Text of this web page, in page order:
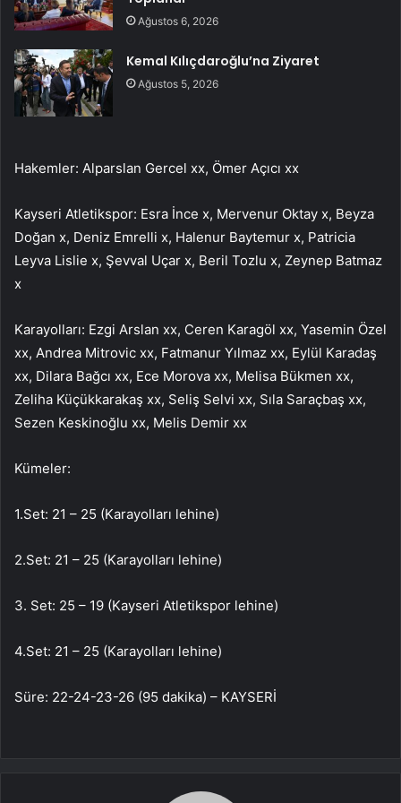
Ağustos 6, 2026
Kemal Kılıçdaroğlu’na Ziyaret
Ağustos 5, 2026
Hakemler: Alparslan Gercel xx, Ömer Açıcı xx
Kayseri Atletikspor: Esra İnce x, Mervenur Oktay x, Beyza
Doğan x, Deniz Emrelli x, Halenur Baytemur x, Patricia
Leyva Lislie x, Şevval Uçar x, Beril Tozlu x, Zeynep Batmaz
x
Karayolları: Ezgi Arslan xx, Ceren Karagöl xx, Yasemin Özel
xx, Andrea Mitrovic xx, Fatmanur Yılmaz xx, Eylül Karadaş
xx, Dilara Bağcı xx, Ece Morova xx, Melisa Bükmen xx,
Zeliha Küçükkarakaş xx, Seliş Selvi xx, Sıla Saraçbaş xx,
Sezen Keskinoğlu xx, Melis Demir xx
Kümeler:
1.Set: 21 – 25 (Karayolları lehine)
2.Set: 21 – 25 (Karayolları lehine)
3. Set: 25 – 19 (Kayseri Atletikspor lehine)
4.Set: 21 – 25 (Karayolları lehine)
Süre: 22-24-23-26 (95 dakika) – KAYSERİ